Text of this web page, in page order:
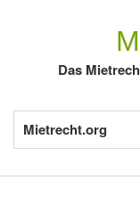
Das
Mietrecht.org